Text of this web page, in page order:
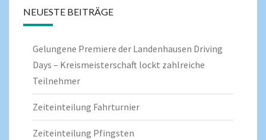
NEUESTE BEITRÄGE
Gelungene Premiere der Landenhausen Driving
Days – Kreismeisterschaft lockt zahlreiche
Teilnehmer
Zeiteinteilung Fahrturnier
Zeiteinteilung Pfingsten